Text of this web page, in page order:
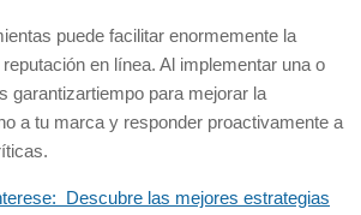
puede facilitar enormemente la
en línea. Al implementar una o
garantizartiempo para mejorar la
a tu marca y responder proactivamente a
Descubre las mejores estrategias